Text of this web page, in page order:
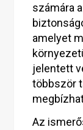
számára
amelyet
jelentett
többször
Az